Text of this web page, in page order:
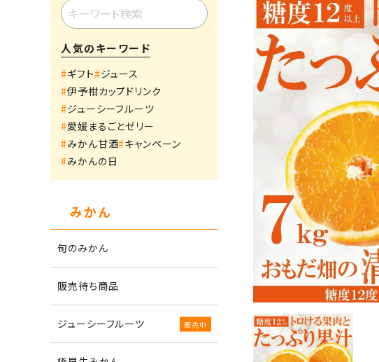
人気のキーワード
ギフト ジュース
伊予柑カップドリンク
ジューシーフルーツ
愛媛まるごとゼリー
みかん甘酒 キャンペーン
みかんの日
みかん
旬のみかん
販売待ち商品
ジューシーフルーツ